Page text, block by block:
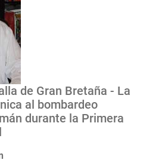
de Gran Bretaña - La
al bombardeo
durante la Primera